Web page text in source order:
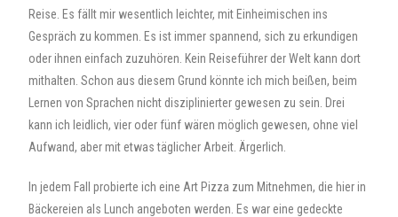
Reise. Es fällt mir wesentlich leichter, mit Einheimischen ins
Gespräch zu kommen. Es ist immer spannend, sich zu erkundigen
oder ihnen einfach zuzuhören. Kein Reiseführer der Welt kann dort
mithalten. Schon aus diesem Grund könnte ich mich beißen, beim
Lernen von Sprachen nicht disziplinierter gewesen zu sein. Drei
kann ich leidlich, vier oder fünf wären möglich gewesen, ohne viel
Aufwand, aber mit etwas täglicher Arbeit. Ärgerlich.
In jedem Fall probierte ich eine Art Pizza zum Mitnehmen, die hier in
Bäckereien als Lunch angeboten werden. Es war eine gedeckte